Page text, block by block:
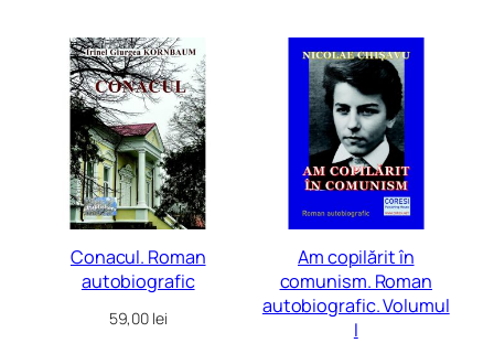
Conacul. Roman
autobiografic
59,00 lei
Am copilărit în
comunism. Roman
autobiografic. Volumul
I